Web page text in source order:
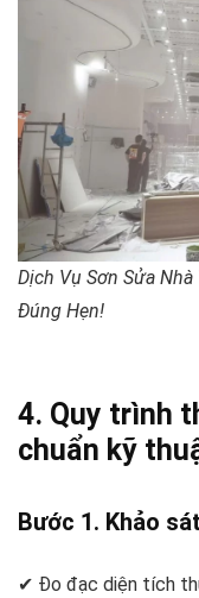
Dịch Vụ Sơn Sửa
Đúng Hẹn!
4. Quy trình
chuẩn kỹ
Bước 1. Khảo
✔ Đo đạc diện tích